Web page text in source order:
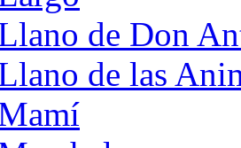
de Don
de las